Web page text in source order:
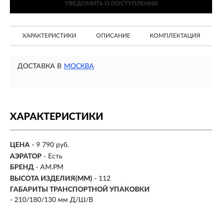
УВЕДОМИТЬ О ПОСТУПЛЕНИИ
ХАРАКТЕРИСТИКИ ОПИСАНИЕ КОМПЛЕКТАЦИЯ
ДОСТАВКА В МОСКВА
ХАРАКТЕРИСТИКИ
ЦЕНА - 9 790 руб.
АЭРАТОР - Есть
БРЕНД - AM.PM
ВЫСОТА ИЗДЕЛИЯ(ММ) - 112
ГАБАРИТЫ ТРАНСПОРТНОЙ УПАКОВКИ
- 210/180/130 мм Д/Ш/В